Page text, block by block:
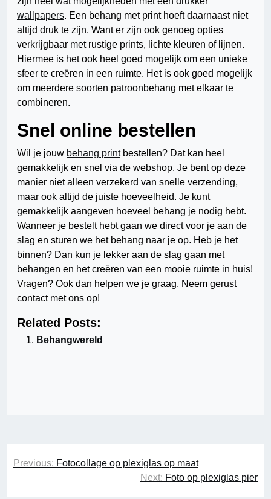
wallpapers. Een behang met print hoeft daarnaast niet
altijd druk te zijn. Want er zijn ook genoeg opties
verkrijgbaar met rustige prints, lichte kleuren of lijnen.
Hiermee is het ook heel goed mogelijk om een unieke
sfeer te creëren in een ruimte. Het is ook goed mogelijk
om meerdere soorten patroonbehang met elkaar te
combineren.
Snel online bestellen
Wil je jouw behang printbestellen? Dat kan heel
gemakkelijk en snel via de webshop. Je bent op deze
manier niet alleen verzekerd van snelle verzending,
maar ook altijd de juiste hoeveelheid. Je kunt
gemakkelijk aangeven hoeveel behang je nodig hebt.
Wanneer je bestelt hebt gaan we direct voor je aan de
slag en sturen we het behang naar je op. Heb je het
binnen? Dan kun je lekker aan de slag gaan met
behangen en het creëren van een mooie ruimte in huis!
Vragen? Ook dan helpen we je graag. Neem gerust
contact met ons op!
Related Posts:
Behangwereld
Berichtnavigatie
Previous: Fotocollage op plexiglas op maat
Next: Foto op plexiglas pier